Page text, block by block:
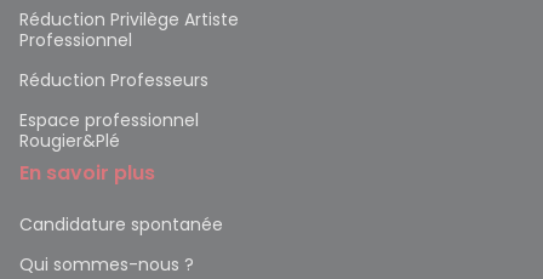
Réduction Privilège Artiste
Professionnel
Réduction Professeurs
Espace professionnel
Rougier&Plé
En savoir plus
Candidature spontanée
Qui sommes-nous ?